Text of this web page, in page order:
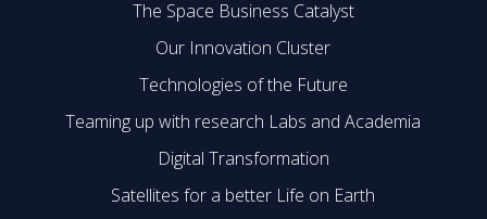
The Space Business Catalyst
Our Innovation Cluster
Technologies of the Future
Teaming up with research Labs and Academia
Digital Transformation
Satellites for a better Life on Earth